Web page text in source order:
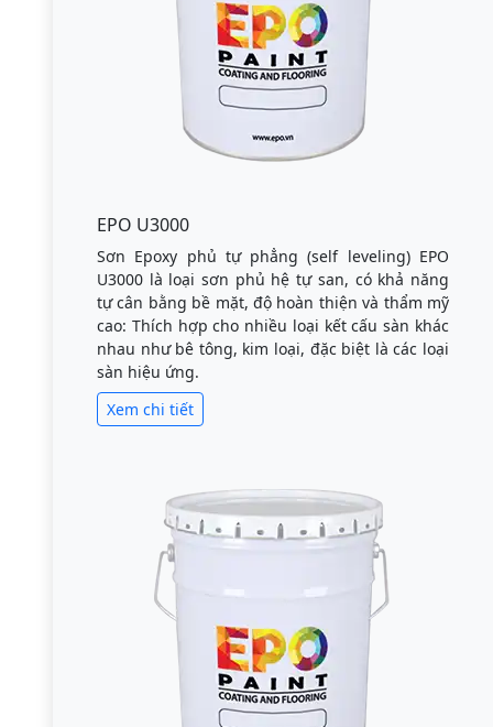
EPO U3000
Sơn Epoxy phủ tự phẳng (self leveling) EPO
U3000 là loại sơn phủ hệ tự san, có khả năng
tự cân bằng bề mặt, độ hoàn thiện và thẩm mỹ
cao: Thích hợp cho nhiều loại kết cấu sàn khác
nhau như bê tông, kim loại, đặc biệt là các loại
sàn hiệu ứng.
Xem chi tiết